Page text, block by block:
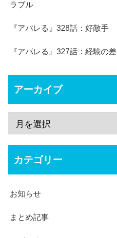
ラブル
『アパレる』328話：好敵手
『アパレる』327話：経験の差
アーカイブ
カテゴリー
お知らせ
まとめ記事